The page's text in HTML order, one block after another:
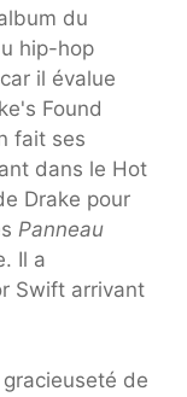
du
hip-hop
il évalue
Found
fait ses
dans le Hot
Drake pour
Panneau
Il a
Swift arrivant
de